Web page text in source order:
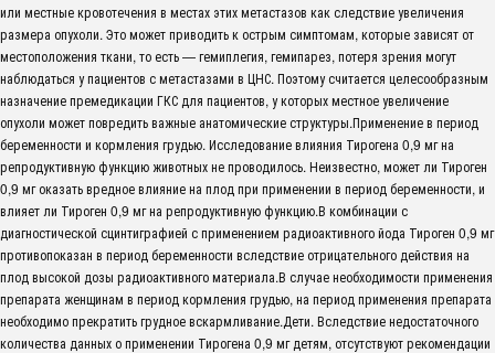
или местные кровотечения в местах этих метастазов как следствие увеличения
размера опухоли. Это может приводить к острым симптомам, которые зависят от
местоположения ткани, то есть — гемиплегия, гемипарез, потеря зрения могут
наблюдаться у пациентов с метастазами в ЦНС. Поэтому считается целесообразным
назначение премедикации ГКС для пациентов, у которых местное увеличение
опухоли может повредить важные анатомические структуры.Применение в период
беременности и кормления грудью. Исследование влияния Тирогена 0,9 мг на
репродуктивную функцию животных не проводилось. Неизвестно, может ли Тироген
0,9 мг оказать вредное влияние на плод при применении в период беременности, и
влияет ли Тироген 0,9 мг на репродуктивную функцию.В комбинации с
диагностической сцинтиграфией с применением радиоактивного йода Тироген 0,9 мг
противопоказан в период беременности вследствие отрицательного действия на
плод высокой дозы радиоактивного материала.В случае необходимости применения
препарата женщинам в период кормления грудью, на период применения препарата
необходимо прекратить грудное вскармливание.Дети. Вследствие недостаточного
количества данных о применении Тирогена 0,9 мг детям, отсутствуют рекомендации